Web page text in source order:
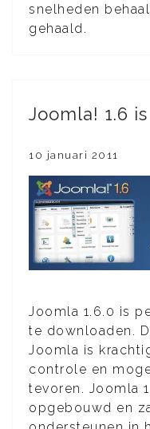
snelheden
gehaald.
Joomla! 1.6
10 januari 2011
Joomla 1.6.0 is
te downloaden.
Joomla is
controle en
tevoren. Joomla
opgebouwd en